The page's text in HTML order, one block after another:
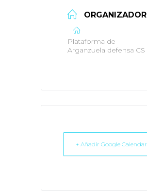
ORGANIZADOR
Plataforma de
Arganzuela defensa CS
+ Añadir Google Calendar